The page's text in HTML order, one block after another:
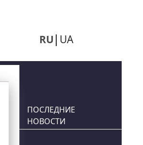
RU UA
ПОСЛЕДНИЕ
НОВОСТИ